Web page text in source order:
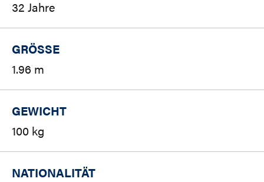
32 Jahre
GRÖSSE
1.96 m
GEWICHT
100 kg
NATIONALITÄT